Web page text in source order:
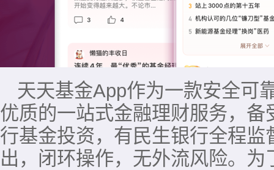
天天基金App作为一款安全可
优质的一站式金融理财服务，
行基金投资，有民生银行全程
出，闭环操作，无外流风险。